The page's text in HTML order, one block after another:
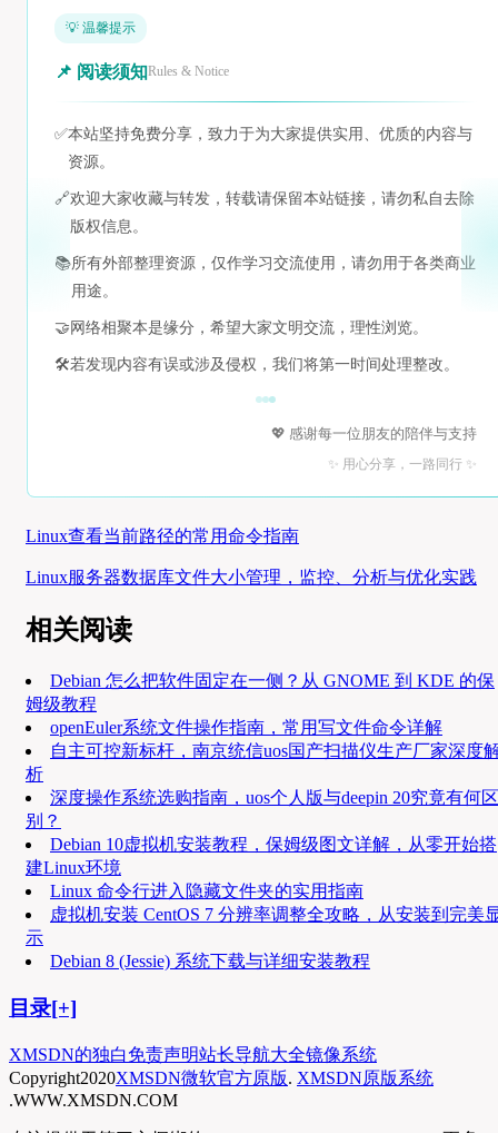
💡 温馨提示
📌 阅读须知Rules & Notice
✅本站坚持免费分享，致力于为大家提供实用、优质的内容与
资源。
🔗欢迎大家收藏与转发，转载请保留本站链接，请勿私自去除
版权信息。
📚所有外部整理资源，仅作学习交流使用，请勿用于各类商业
用途。
🤝 网络相聚本是缘分，希望大家文明交流，理性浏览。
🛠️若发现内容有误或涉及侵权，我们将第一时间处理整改。
💖 感谢每一位朋友的陪伴与支持
✨ 用心分享，一路同行 ✨
Linux查看当前路径的常用命令指南
Linux服务器数据库文件大小管理，监控、分析与优化实践
相关阅读
Debian 怎么把软件固定在一侧？从 GNOME 到 KDE 的保
姆级教程
openEuler系统文件操作指南，常用写文件命令详解
自主可控新标杆，南京统信uos国产扫描仪生产厂家深度
析
深度操作系统选购指南，uos个人版与deepin 20究竟有何区
别？
Debian 10虚拟机安装教程，保姆级图文详解，从零开始搭
建Linux环境
Linux 命令行进入隐藏文件夹的实用指南
虚拟机安装 CentOS 7 分辨率调整全攻略，从安装到完美
示
Debian 8 (Jessie) 系统下载与详细安装教程
目录[+]
XMSDN的独白免责声明站长导航大全镜像系统
Copyright2020XMSDN微软官方原版. XMSDN原版系统
.WWW.XMSDN.COM